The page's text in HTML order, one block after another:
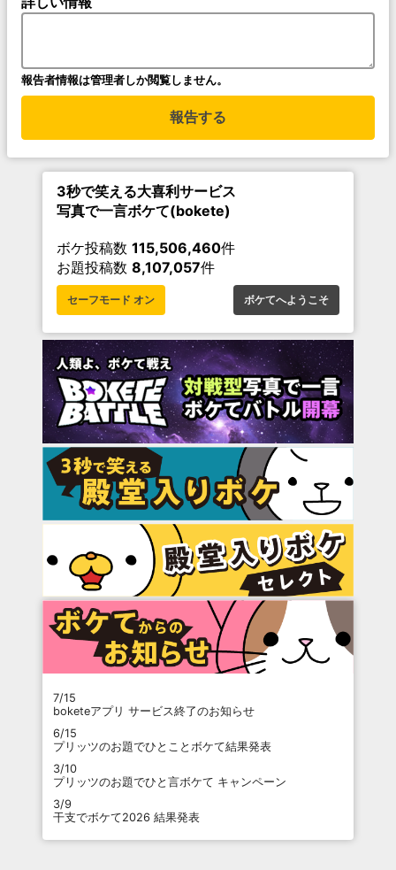
報告者情報は管理者しか閲覧しません。
報告する
3秒で笑える大喜利サービス
写真で一言ボケて(bokete)
ボケ投稿数 115,506,460件
お題投稿数 8,107,057件
セーフモード オン ボケてへようこそ
7/15
boketeアプリ サービス終了のお知らせ
6/15
プリッツのお題でひとことボケて結果発表
3/10
プリッツのお題でひと言ボケて キャンペーン
3/9
干支でボケて2026 結果発表